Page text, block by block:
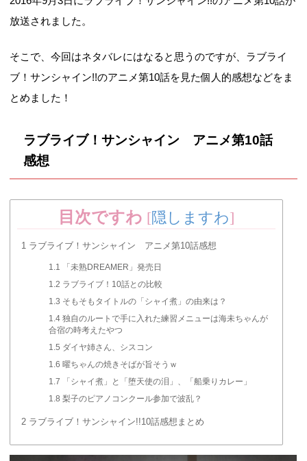
放送されました。
そこで、今回はネタバレにはなると思うのですが、ラブライ
ブ！サンシャイン!!のアニメ第10話を見た個人的感想などをま
とめました！
ラブライブ！サンシャイン アニメ第10話
感想
目次ですわ [隠しますわ]
1 ラブライブ！サンシャイン アニメ第10話感想
1.1 「未熟DREAMER」発売日
1.2 ラブライブ！10話との比較
1.3 そもそもタイトルの「シャイ煮」の由来は？
1.4独自のルートで手に入れた練習メニューは海未ちゃんが
合宿の時考えたやつ
1.5 ダイヤ姉さん、シスコン
1.6 曜ちゃんの焼きそばが旨そうｗ
1.7 「シャイ煮」と「堕天使の泪」、「船乗りカレー」
1.8 梨子のピアノコンクール参加で波乱？
2 ラブライブ！サンシャイン!!10話感想まとめ